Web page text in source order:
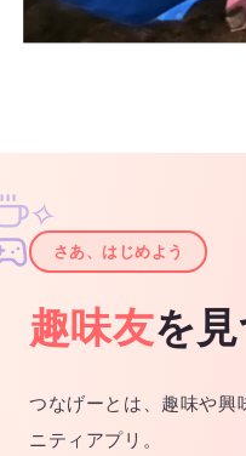
✦
✧
さあ、はじめよう
趣味友を
つなげーとは、趣味や興
ニティアプリ。